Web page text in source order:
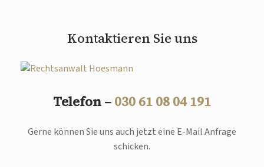
Kontaktieren Sie uns
Telefon – 030 61 08 04 191
Gerne können Sie uns auch jetzt eine E-Mail Anfrage
schicken.